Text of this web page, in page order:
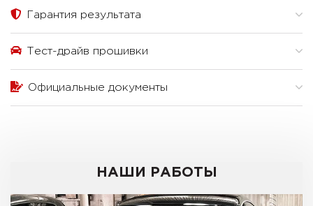
Гарантия результата
Тест-драйв прошивки
Официальные документы
НАШИ РАБОТЫ